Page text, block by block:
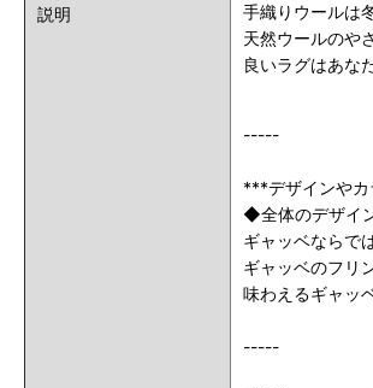
説明
手織りウールは
天然ウールのや
良いラグはあな
-----
***デザインや
◆全体のデザイ
ギャッベならで
ギャッベのフリ
味わえるギャッ
-----